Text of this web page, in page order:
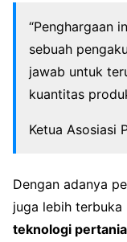
“Penghargaan
sebuah
jawab untuk
kuantitas
Ketua Asosiasi
Dengan adanya
juga lebih terbuka
teknologi